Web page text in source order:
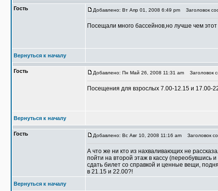
Гость Добавлено: Вт Апр 01, 2008 6:49 pm Заголовок
Посещали много бассейнов,но лучше чем
Вернуться к началу
Гость Добавлено: Пн Май 26, 2008 11:31 am Заголовок
Посещения для взрослых 7.00-12.15 и 17.00-
Вернуться к началу
Гость Добавлено: Вс Авг 10, 2008 11:16 am Заголовок
А что же ни кто из нахваливающих не
пойти на второй этаж в кассу (переобувшись
сдать билет со справкой и ценные вещи,
в 21.15 и 22.00?!
Вернуться к началу